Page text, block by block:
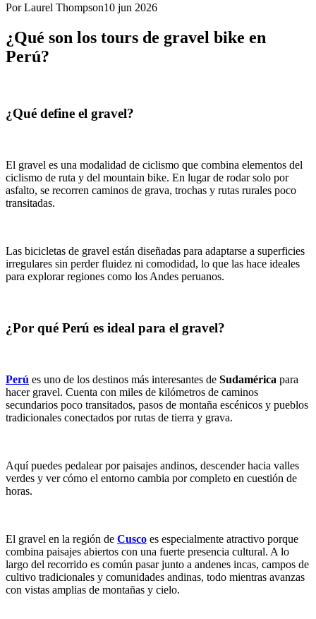
Por Laurel Thompson10 jun 2026
¿Qué son los tours de gravel bike en
Perú?
¿Qué define el gravel?
El gravel es una modalidad de ciclismo que combina elementos del
ciclismo de ruta y del mountain bike. En lugar de rodar solo por
asfalto, se recorren caminos de grava, trochas y rutas rurales poco
transitadas.
Las bicicletas de gravel están diseñadas para adaptarse a superficies
irregulares sin perder fluidez ni comodidad, lo que las hace ideales
para explorar regiones como los Andes peruanos.
¿Por qué Perú es ideal para el gravel?
Perú es uno de los destinos más interesantes de Sudamérica para
hacer gravel. Cuenta con miles de kilómetros de caminos
secundarios poco transitados, pasos de montaña escénicos y pueblos
tradicionales conectados por rutas de tierra y grava.
Aquí puedes pedalear por paisajes andinos, descender hacia valles
verdes y ver cómo el entorno cambia por completo en cuestión de
horas.
El gravel en la región de Cusco es especialmente atractivo porque
combina paisajes abiertos con una fuerte presencia cultural. A lo
largo del recorrido es común pasar junto a andenes incas, campos de
cultivo tradicionales y comunidades andinas, todo mientras avanzas
con vistas amplias de montañas y cielo.